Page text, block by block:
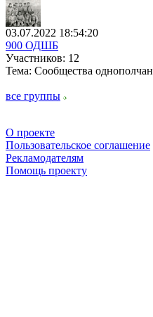
03.07.2022 18:54:20
900 ОДШБ
Участников: 12
Тема: Сообщества однополчан
все группы
О проекте
Пользовательское соглашение
Рекламодателям
Помощь проекту